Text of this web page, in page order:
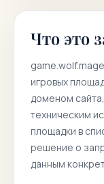
Что это
игровых
доменом
техническим
площадки в
решение о
данным